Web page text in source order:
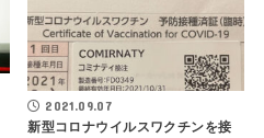
2021.09.07
新型コロナウイルスワクチンを接